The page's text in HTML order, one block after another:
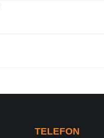
TELEFON